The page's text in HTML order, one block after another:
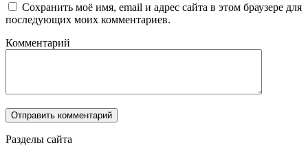
Сохранить моё имя, email и адрес сайта в этом браузере для
последующих моих комментариев.
Комментарий
Разделы сайта